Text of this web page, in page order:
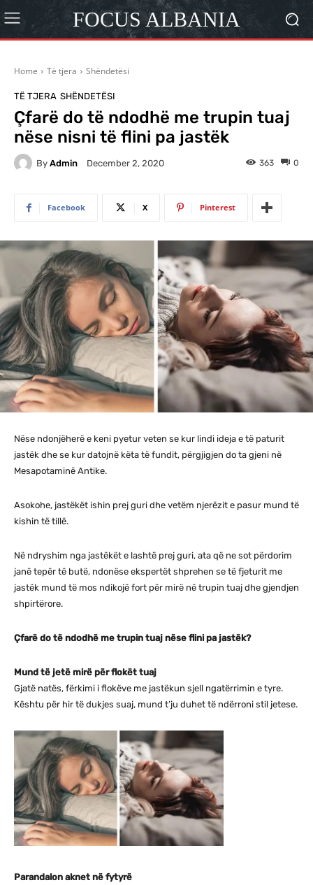
FOCUS ALBANIA
Home Të tjera Shëndetësi
TË TJERA SHËNDETËSI
Çfarë do të ndodhë me trupin tuaj
nëse nisni të flini pa jastëk
By Admin December 2, 2020 0
363
Facebook X Pinterest
Nëse ndonjëherë e keni pyetur veten se kur lindi ideja e të paturit
jastëk dhe se kur datojnë këta të fundit, përgjigjen do ta gjeni në
Mesapotaminë Antike.
Asokohe, jastëkët ishin prej guri dhe vetëm njerëzit e pasur mund të
kishin të tillë.
Në ndryshim nga jastëkët e lashtë prej guri, ata që ne sot përdorim
janë tepër të butë, ndonëse ekspertët shprehen se të fjeturit me
jastëk mund të mos ndikojë fort për mirë në trupin tuaj dhe gjendjen
shpirtërore.
Çfarë do të ndodhë me trupin tuaj nëse flini pa jastëk?
Mund të jetë mirë për flokët tuaj
Gjatë natës, fërkimi i flokëve me jastëkun sjell ngatërrimin e tyre.
Kështu për hir të dukjes suaj, mund t’ju duhet të ndërroni stil jetese.
Parandalon aknet në fytyrë